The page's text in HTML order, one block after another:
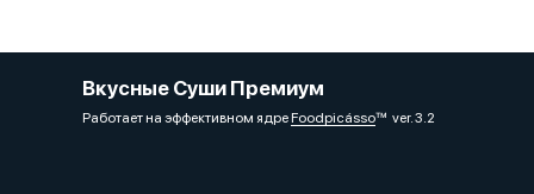
Вкусные Суши Премиум
Работает на эффективном ядреFoodpicássover. 3.2